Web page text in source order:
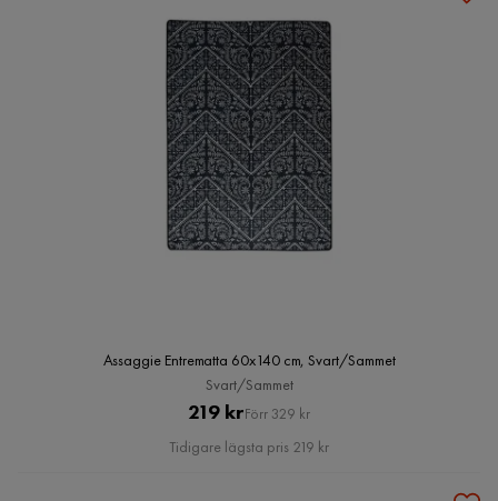
Assaggie Entrematta 60x140 cm, Svart/Sammet
Svart/Sammet
Pris
219 krOriginal
Pris
Förr 329 kr
Tidigare lägsta pris 219 kr